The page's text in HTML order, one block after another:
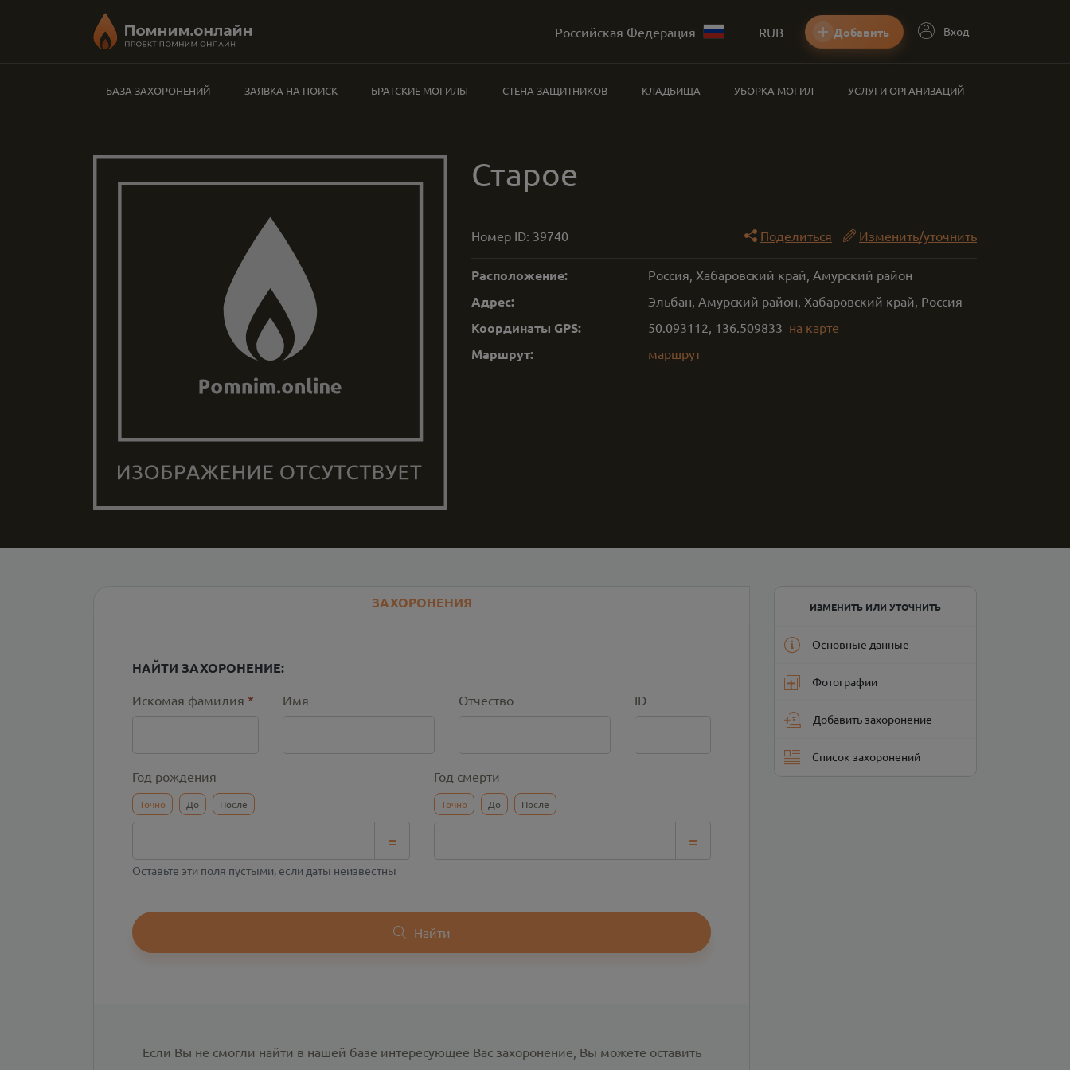
Российская Федерация RUB Добавить Вход
БАЗА ЗАХОРОНЕНИЙ ЗАЯВКА НА ПОИСК БРАТСКИЕ МОГИЛЫ СТЕНА ЗАЩИТНИКОВ КЛАДБИЩА УБОРКА МОГИЛ УСЛУГИ ОРГАНИЗАЦИЙ
Старое
Номер ID: 39740 Поделиться Изменить/уточнить
Расположение: Россия, Хабаровский край, Амурский район
Адрес: Эльбан, Амурский район, Хабаровский край, Россия
Координаты GPS: 50.093112, 136.509833 на карте
Маршрут: маршрут
ЗАХОРОНЕНИЯ
НАЙТИ ЗАХОРОНЕНИЕ:
Искомая фамилия * Имя Отчество ID
Год рождения
Точно До После
=
Год смерти
Точно До После
=
Оставьте эти поля пустыми, если даты неизвестны
Найти
Если Вы не смогли найти в нашей базе интересующее Вас захоронение, Вы можете оставить
ИЗМЕНИТЬ ИЛИ УТОЧНИТЬ
Основные данные
Фотографии
Добавить захоронение
Список захоронений